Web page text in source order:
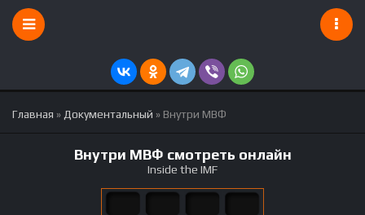
Главная » Документальный » Внутри МВФ
Внутри МВФ смотреть онлайн
Inside the IMF